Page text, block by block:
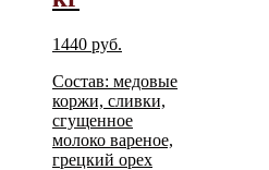
1440 руб.
Состав: медовые
коржи, сливки,
сгущенное
молоко вареное,
грецкий орех